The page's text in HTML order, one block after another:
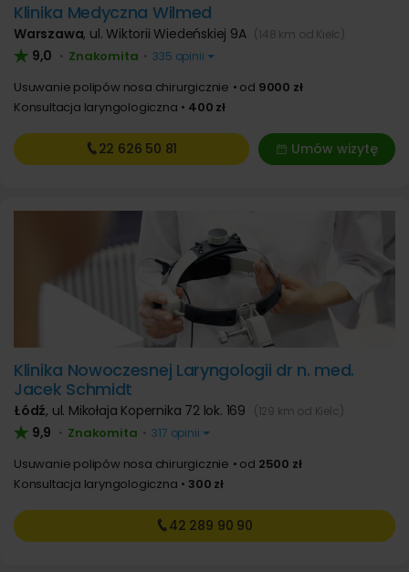
Klinika Medyczna Wilmed
Warszawa, ul. Wiktorii Wiedeńskiej 9A (148 km od Kielc)
9,0 • Znakomita • 335 opinii
Usuwanie polipów nosa chirurgicznie od 9000 zł
Konsultacja laryngologiczna
400 zł
Umów wizytę
22 626 50 81
Klinika Nowoczesnej Laryngologii dr n. med.
Jacek Schmidt
Łódź, ul. Mikołaja Kopernika 72 lok. 169 (129 km od Kielc)
9,9 • Znakomita • 317 opinii
Usuwanie polipów nosa chirurgicznie od 2500 zł
Konsultacja laryngologiczna
300 zł
42 289 90 90